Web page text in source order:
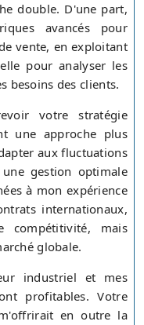
double. D'une part,
avancés pour
vente, en exploitant
pour analyser les
besoins des clients.
votre stratégie
une approche plus
aux fluctuations
gestion optimale
à mon expérience
internationaux,
compétitivité, mais
globale.
industriel et mes
profitables. Votre
en outre la